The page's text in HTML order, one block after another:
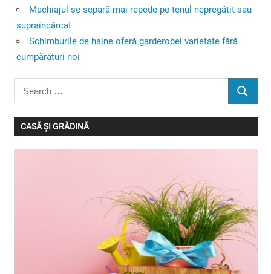
Machiajul se separă mai repede pe tenul nepregătit sau
supraîncărcat
Schimburile de haine oferă garderobei varietate fără
cumpărături noi
Search
for:
SEARCH
CASĂ ȘI GRĂDINĂ